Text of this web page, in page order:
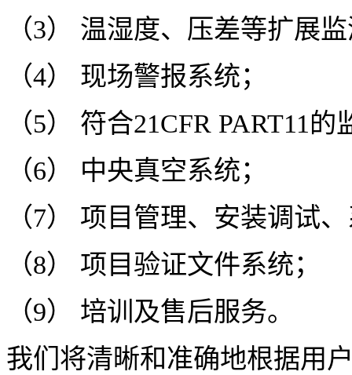
（3） 温湿度、压差等扩展
（4） 现场警报系统；
（5） 符合21CFR PART11
（6） 中央真空系统；
（7） 项目管理、安装调试
（8） 项目验证文件系统；
（9） 培训及售后服务。
我们将清晰和准确地根据用